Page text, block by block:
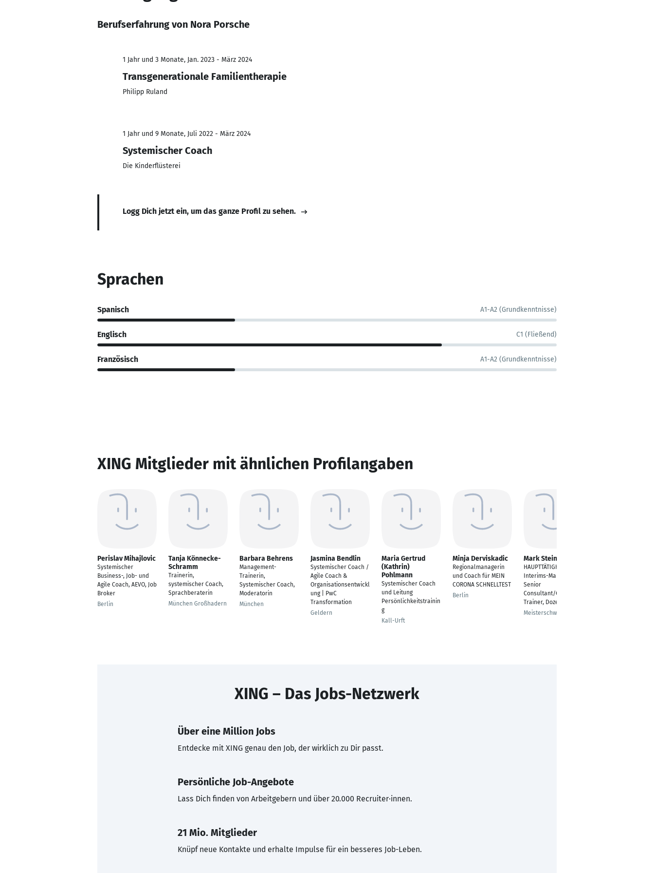
Berufserfahrung von Nora Porsche
1 Jahr und 3 Monate, Jan. 2023 - März 2024
Transgenerationale Familientherapie
Philipp Ruland
1 Jahr und 9 Monate, Juli 2022 - März 2024
Systemischer Coach
Die Kinderflüsterei
Logg Dich jetzt ein, um das ganze Profil zu sehen.
Sprachen
Spanisch A1-A2 (Grundkenntnisse)
Englisch C1 (Fließend)
Französisch A1-A2 (Grundkenntnisse)
XING Mitglieder mit ähnlichen Profilangaben
Perislav Mihajlovic
Systemischer
Business-, Job- und
Agile Coach, AEVO, Job
Broker
Berlin
Tanja Könnecke-
Schramm
Trainerin,
systemischer Coach,
Sprachberaterin
München Großhadern
Barbara Behrens
Management-
Trainerin,
Systemischer Coach,
Moderatorin
München
Jasmina Bendlin
Systemischer Coach /
Agile Coach &
Organisationsentwickl
ung | PwC
Transformation
Geldern
Maria Gertrud
(Kathrin)
Pohlmann
Systemischer Coach
und Leitung
Persönlichkeitstrainin
g
Kall-Urft
Minja Derviskadic
Regionalmanagerin
und Coach für MEIN
CORONA SCHNELLTEST
Berlin
Mark Steiner
HAUPTTÄTIGKEIT: CEO,
Interims-Manager,
Senior
Consultant/Coach,
Trainer, Dozent
Meisterschwanden
XING – Das Jobs-Netzwerk
Über eine Million Jobs
Entdecke mit XING genau den Job, der wirklich zu Dir passt.
Persönliche Job-Angebote
Lass Dich finden von Arbeitgebern und über 20.000 Recruiter·innen.
21 Mio. Mitglieder
Knüpf neue Kontakte und erhalte Impulse für ein besseres Job-Leben.